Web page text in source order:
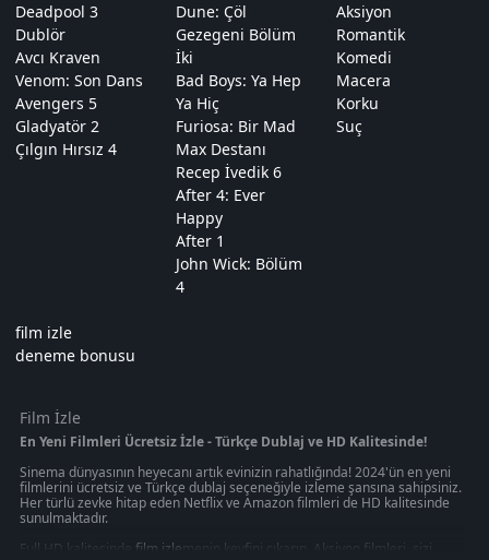
Deadpool 3
Dublör
Avcı Kraven
Venom: Son Dans
Avengers 5
Gladyatör 2
Çılgın Hırsız 4
Dune: Çöl
Gezegeni Bölüm
İki
Bad Boys: Ya Hep
Ya Hiç
Furiosa: Bir Mad
Max Destanı
Recep İvedik 6
After 4: Ever
Happy
After 1
John Wick: Bölüm
4
Aksiyon
Romantik
Komedi
Macera
Korku
Suç
film izle
deneme bonusu
Film İzle
En Yeni Filmleri Ücretsiz İzle - Türkçe Dublaj ve HD Kalitesinde!
Sinema dünyasının heyecanı artık evinizin rahatlığında! 2024'ün en yeni
filmlerini ücretsiz ve Türkçe dublaj seçeneğiyle izleme şansına sahipsiniz.
Her türlü zevke hitap eden Netflix ve Amazon filmleri de HD kalitesinde
sunulmaktadır.
Full HD kalitesinde film izle menin keyfini çıkarın. Aksiyon filmleri, sizi